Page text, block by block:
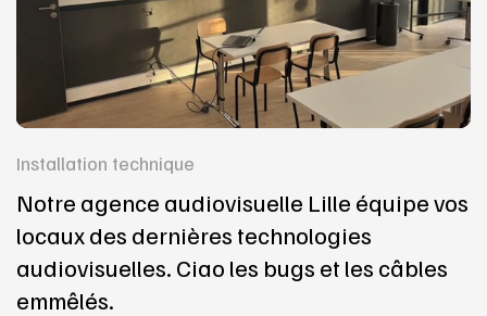
Installation technique
Notre agence audiovisuelle Lille équipe vos
locaux des dernières technologies
audiovisuelles. Ciao les bugs et les câbles
emmêlés.